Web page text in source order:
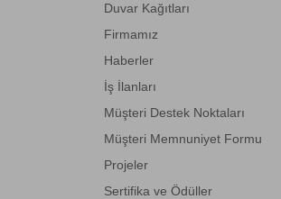
Duvar Kağıtları
Firmamız
Haberler
İş İlanları
Müşteri Destek Noktaları
Müşteri Memnuniyet Formu
Projeler
Sertifika ve Ödüller